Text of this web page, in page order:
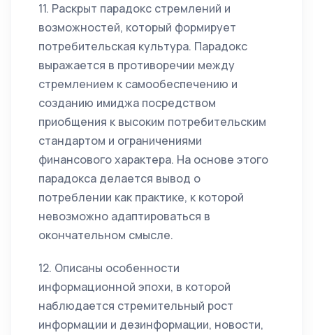
11. Раскрыт парадокс стремлений и
возможностей, который формирует
потребительская культура. Парадокс
выражается в противоречии между
стремлением к самообеспечению и
созданию имиджа посредством
приобщения к высоким потребительским
стандартом и ограничениями
финансового характера. На основе этого
парадокса делается вывод о
потреблении как практике, к которой
невозможно адаптироваться в
окончательном смысле.
12. Описаны особенности
информационной эпохи, в которой
наблюдается стремительный рост
информации и дезинформации, новости,